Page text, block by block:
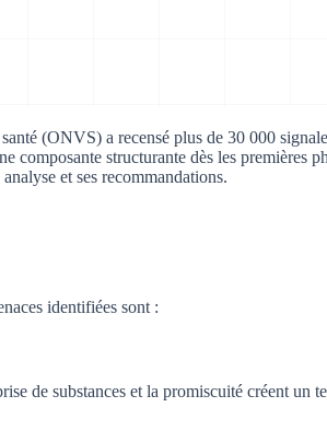
(ONVS) a recensé plus de 30 000
composante structurante dès les premières
et ses recommandations.
identifiées sont :
de substances et la promiscuité créent un